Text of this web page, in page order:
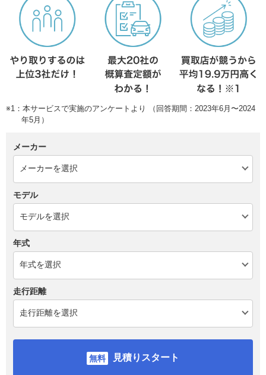
※1：本サービスで実施のアンケートより （回答期間：2023年6月〜2024
年5月）
メーカー
モデル
年式
走行距離
見積りスタート